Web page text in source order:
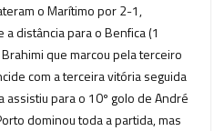
o Marítimo por 2-1,
distância para o Benfica (1
que marcou pela terceiro
com a terceira vitória seguida
assistiu para o 10º golo de André
dominou toda a partida, mas